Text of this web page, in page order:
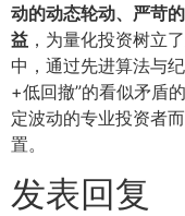
动的动态轮动、严苛
益 ，为量化投资树立
中，通过先进算法与
+低回撤”的看似矛盾
定波动的专业投资者
置。
发表回复